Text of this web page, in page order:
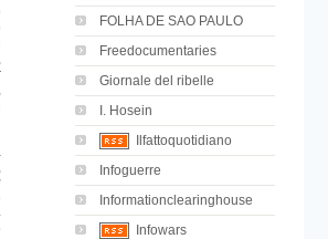
FOLHA DE SAO PAULO
Freedocumentaries
Giornale del ribelle
I. Hosein
Ilfattoquotidiano
Infoguerre
Informationclearinghouse
Infowars